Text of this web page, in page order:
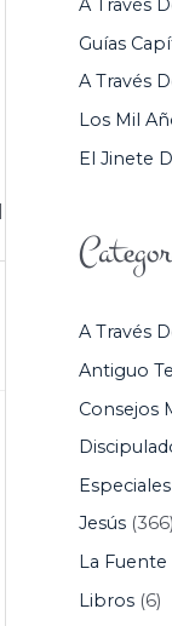
R
:
A Través
Guías
A Través
Los Mil
El Jinete
A Través
Antiguo
Consejos
Especiales
Jesús(366)
La Fuente
Libros(6)